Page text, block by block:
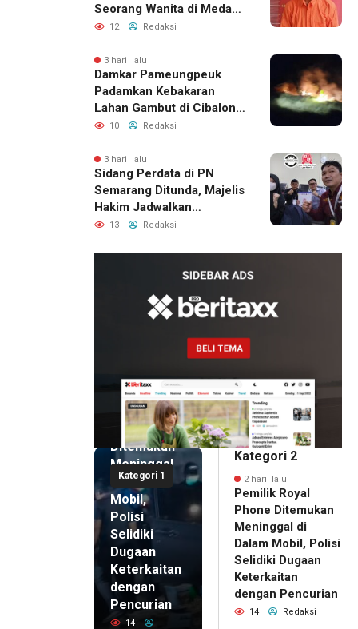
Seorang Wanita di Medan
Ditangkap Polisi
12 Redaksi
3 hari lalu
Damkar Pameungpeuk
Padamkan Kebakaran
Lahan Gambut di Cibalong,
Permukiman Warga
10 Redaksi
3 hari lalu
Sidang Perdata di PN
Semarang Ditunda, Majelis
Hakim Jadwalkan
Pemanggilan Ulang BPR
13 Redaksi
Kategori 1
2 hari lalu
Pemilik
Royal
Phone
Ditemukan
Meninggal
di Dalam
Mobil,
Polisi
Selidiki
Dugaan
Keterkaitan
dengan
Pencurian
14
Kategori 2
2 hari lalu
Pemilik Royal
Phone Ditemukan
Meninggal di
Dalam Mobil, Polisi
Selidiki Dugaan
Keterkaitan
dengan Pencurian
14 Redaksi